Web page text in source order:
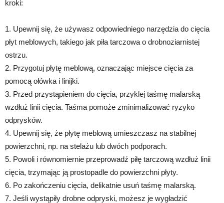
kroki:
1. Upewnij się, że używasz odpowiedniego narzędzia do cięcia
płyt meblowych, takiego jak piła tarczowa o drobnoziarnistej
ostrzu.
2. Przygotuj płytę meblową, oznaczając miejsce cięcia za
pomocą ołówka i linijki.
3. Przed przystąpieniem do cięcia, przyklej taśmę malarską
wzdłuż linii cięcia. Taśma pomoże zminimalizować ryzyko
odprysków.
4. Upewnij się, że płytę meblową umieszczasz na stabilnej
powierzchni, np. na stelażu lub dwóch podporach.
5. Powoli i równomiernie przeprowadź piłę tarczową wzdłuż linii
cięcia, trzymając ją prostopadle do powierzchni płyty.
6. Po zakończeniu cięcia, delikatnie usuń taśmę malarską.
7. Jeśli wystąpiły drobne odpryski, możesz je wygładzić